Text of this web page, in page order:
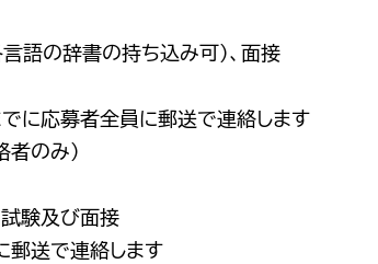
語の辞書の持ち込み可）、面接
に応募者全員に郵送で連絡します
のみ）
試験及び面接
郵送で連絡します